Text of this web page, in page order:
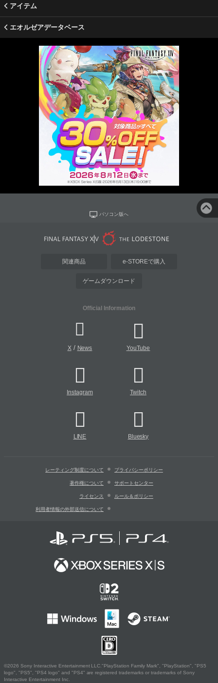
アイテム
エオルゼアデータベース
パソコン版へ
関連商品 e-STOREで購入
ゲームダウンロード
Official Information
X/ News YouTube
Instagram Twitch
LINE Bluesky
レーティング制度について プライバシーポリシー
著作権について サポートセンター
ライセンス ルール＆ポリシー
利用者情報の外部送信について
©2026 Sony Interactive Entertainment LLC."PlayStation Family Mark", "PlayStation", "PS5
logo", "PS5", "PS4 logo" and "PS4" are registered trademarks or trademarks of Sony
Interactive Entertainment Inc.